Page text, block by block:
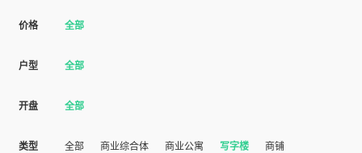
价格 全部
户型 全部
开盘 全部
类型 全部 商业综合体 商业公寓 写字楼 商铺